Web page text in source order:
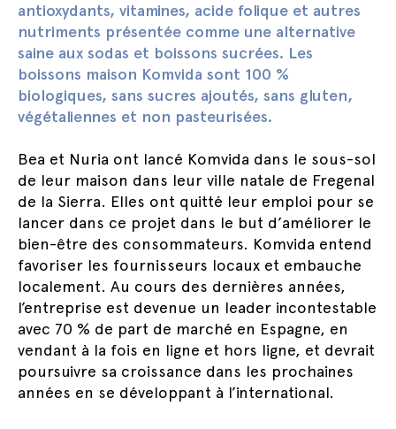
antioxydants, vitamines, acide folique et autres
nutriments présentée comme une alternative
saine aux sodas et boissons sucrées. Les
boissons maison Komvida sont 100 %
biologiques, sans sucres ajoutés, sans gluten,
végétaliennes et non pasteurisées.
Bea et Nuria ont lancé Komvida dans le sous-sol
de leur maison dans leur ville natale de Fregenal
de la Sierra. Elles ont quitté leur emploi pour se
lancer dans ce projet dans le but d’améliorer le
bien-être des consommateurs. Komvida entend
favoriser les fournisseurs locaux et embauche
localement. Au cours des dernières années,
l’entreprise est devenue un leader incontestable
avec 70 % de part de marché en Espagne, en
vendant à la fois en ligne et hors ligne, et devrait
poursuivre sa croissance dans les prochaines
années en se développant à l’international.